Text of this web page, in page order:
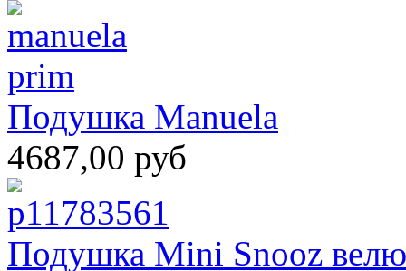
Подушка Manuela
4687,00 руб
Подушка Mini Snooz